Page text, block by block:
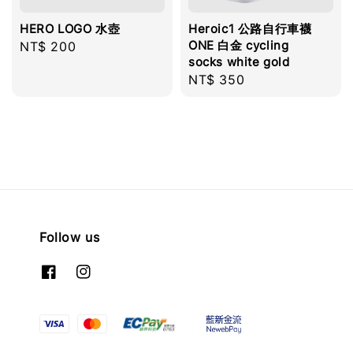
HERO LOGO 水壺
Regular
NT$ 200
Heroic1 公路自行車襪
ONE 白金 cycling
socks white gold
Regular
NT$ 350
Follow us